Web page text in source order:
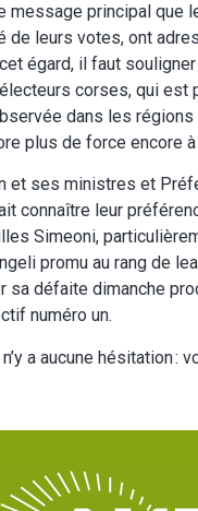
message principal que
de leurs votes, ont
égard, il faut
corses, qui est
dans les régions
plus de force encore
et ses ministres et
connaître leur
Simeoni,
promu au rang de
sa défaite dimanche
numéro un.
a aucune hésitation :